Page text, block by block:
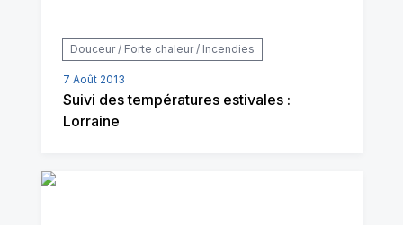
Douceur / Forte chaleur / Incendies
7 Août 2013
Suivi des températures estivales :
Lorraine